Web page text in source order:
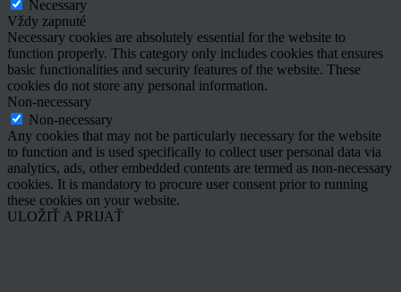
Necessary
Vždy zapnuté
Necessary cookies are absolutely essential for the website to
function properly. This category only includes cookies that ensures
basic functionalities and security features of the website. These
cookies do not store any personal information.
Non-necessary
Non-necessary
Any cookies that may not be particularly necessary for the website
to function and is used specifically to collect user personal data via
analytics, ads, other embedded contents are termed as non-necessary
cookies. It is mandatory to procure user consent prior to running
these cookies on your website.
ULOŽIŤ A PRIJAŤ